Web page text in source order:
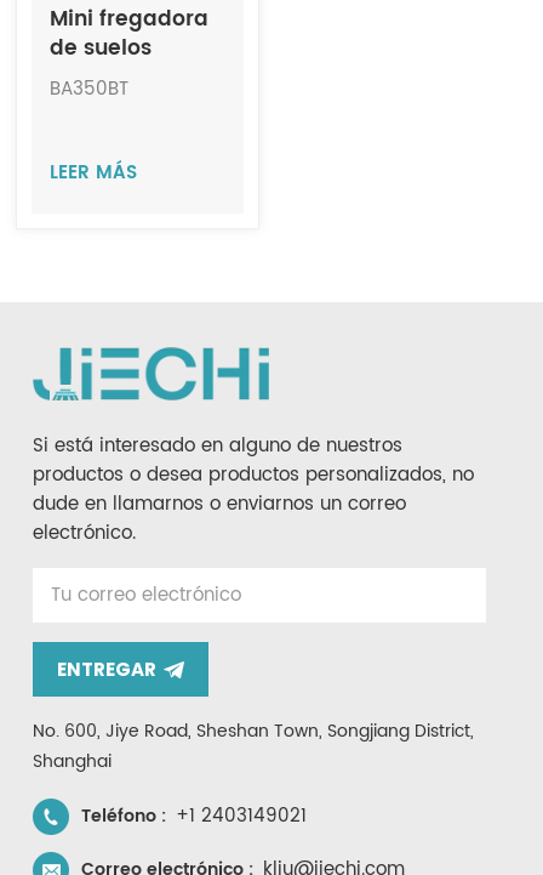
Mini fregadora
de suelos
portátil JIECHI
BA350BT
LEER MÁS
Si está interesado en alguno de nuestros
productos o desea productos personalizados, no
dude en llamarnos o enviarnos un correo
electrónico.
ENTREGAR
No. 600, Jiye Road, Sheshan Town, Songjiang District,
Shanghai
Teléfono : +1 2403149021
Correo electrónico :